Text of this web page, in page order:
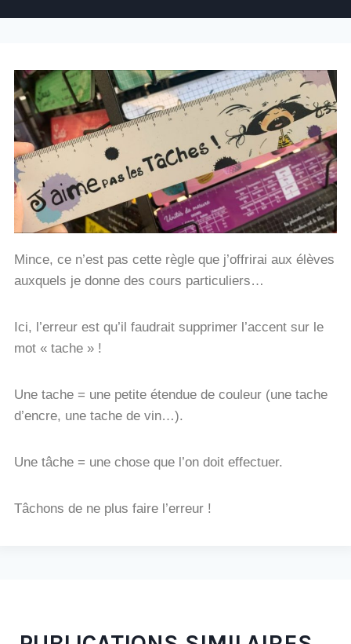
Mince, ce n’est pas cette règle que j’offrirai aux élèves
auxquels je donne des cours particuliers…
Ici, l’erreur est qu’il faudrait supprimer l’accent sur le
mot « tache » !
Une tache = une petite étendue de couleur (une tache
d’encre, une tache de vin…).
Une tâche = une chose que l’on doit effectuer.
Tâchons de ne plus faire l’erreur !